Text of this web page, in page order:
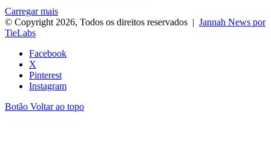
Carregar mais
© Copyright 2026, Todos os direitos reservados | Jannah News por
TieLabs
Facebook
X
Pinterest
Instagram
Botão Voltar ao topo